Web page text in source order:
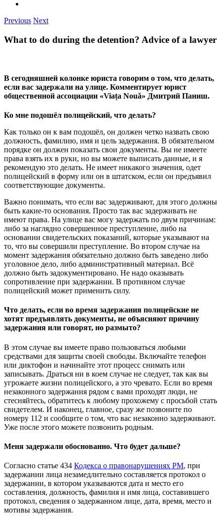
Previous Next
What to do during the detention? Advice of a lawyer
В сегодняшней колонке юриста говорим о том, что делать,
если вас задержали на улице. Комментирует юрист
общественной ассоциации «Viața Nouă» Дмитрий Паниш.
Ко мне подошёл полицейский, что делать?
Как только он к вам подошёл, он должен четко назвать свою
должность, фамилию, имя и цель задержания. В обязательном
порядке он должен показать свои документы. Вы не имеете
права взять их в руки, но вы можете выписать данные, и я
рекомендую это делать. Не имеет никакого значения, одет
полицейский в форму или он в штатском, если он предъявил
соответствующие документы.
Важно понимать, что если вас задерживают, для этого должны
быть какие-то основания. Просто так вас задерживать не
имеют права. На улице вас могу задержать по двум причинам:
либо за наглядно совершенное преступление, либо на
основании свидетельских показаний, которые указывают на
то, что вы совершили преступление. Во втором случае на
момент задержания обязательно должно быть заведено либо
уголовное дело, либо административный материал. Всё
должно быть задокументировано. Не надо оказывать
сопротивление при задержании. В противном случае
полицейский может применить силу.
Что делать, если во время задержания полицейские не
хотят предъявлять документы, не объясняют причину
задержания или говорят, но размыто?
В этом случае вы имеете право пользоваться любыми
средствами для защиты своей свободы. Включайте телефон
или диктофон и начинайте этот процесс снимать или
записывать. Драться ни в коем случае не следует, так как вы
угрожаете жизни полицейского, а это чревато. Если во время
незаконного задержания рядом с вами проходят люди, не
стесняйтесь, обратитесь к любому прохожему с просьбой стать
свидетелем. И наконец, главное, сразу же позвоните по
номеру 112 и сообщите о том, что вас незаконно задерживают.
Уже после этого можете позвонить родным.
Меня задержали обоснованно. Что будет дальше?
Согласно статье 434 Кодекса о правонарушениях РМ, при
задержании лица незамедлительно составляется протокол о
задержании, в котором указываются дата и место его
составления, должность, фамилия и имя лица, составившего
протокол, сведения о задержанном лице, дата, время, место и
мотивы задержания.